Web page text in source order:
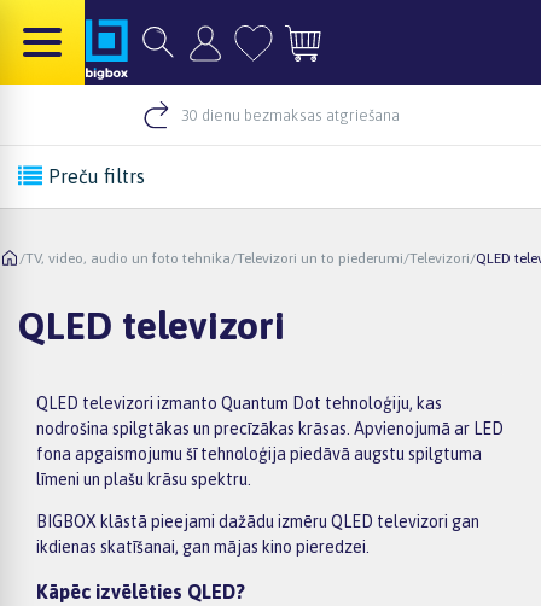
30 dienu bezmaksas atgriešana
Preču filtrs
/TV, video, audio un foto tehnika/Televizori un to piederumi/Televizori/QLED
QLED televizori
QLED televizori izmanto Quantum Dot tehnoloģiju, kas
nodrošina spilgtākas un precīzākas krāsas. Apvienojumā ar LED
fona apgaismojumu šī tehnoloģija piedāvā augstu spilgtuma
līmeni un plašu krāsu spektru.
BIGBOX klāstā pieejami dažādu izmēru QLED televizori gan
ikdienas skatīšanai, gan mājas kino pieredzei.
Kāpēc izvēlēties QLED?